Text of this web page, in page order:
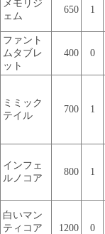
メモリジ
ェム
650 1
ファント
ムタブレ
ット
400 0
ミミック
テイル
700 1
インフェ
ルノコア
800 1
白いマン
ティコア
1200 0